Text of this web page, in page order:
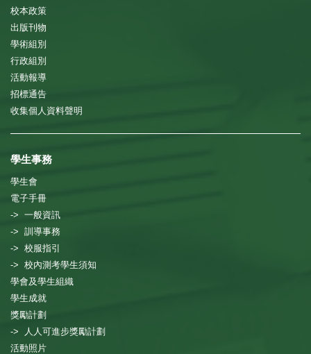
校本政策
出版刊物
學術組別
行政組別
活動報導
招標通告
收集個人資料聲明
學生事務
學生會
電子手冊
-> 一般資訊
-> 訓導事務
-> 校服指引
-> 校內測考學生須知
學會及學生組織
學生成就
獎勵計劃
-> 人人可進步獎勵計劃
活動照片